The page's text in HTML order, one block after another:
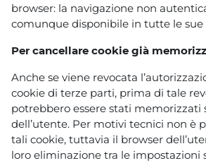
browser: la navigazione non
comunque disponibile in tutte le
Per cancellare cookie già
Anche se viene revocata
cookie di terze parti, prima di tale
potrebbero essere stati memorizzati
dell’utente. Per motivi tecnici non è
tali cookie, tuttavia il browser
loro eliminazione tra le impostazioni